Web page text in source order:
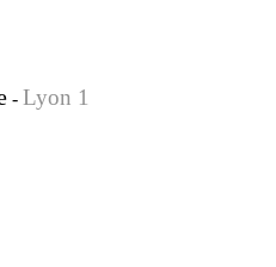
- Lyon 1